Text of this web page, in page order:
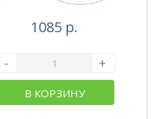
1085 р.
- +
В КОРЗИНУ